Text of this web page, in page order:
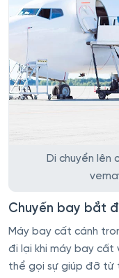
Di chuyển lên
Chuyến bay bắt
Máy bay cất cánh
đi lại khi máy bay cất
thể gọi sự giúp đỡ từ